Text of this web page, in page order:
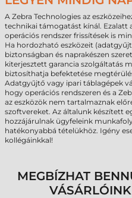
A Zebra Technologies az
technikai támogatást kínál. Ezalatt
operációs rendszer frissítések is
Ha hordozható eszközeit
biztonságban és naprakészen
kiterjesztett garancia szolgáltatás
biztosíthatja befektetése
Adatgyűjtő vagy ipari táblagépek
hogy operációs rendszeren és a
az eszközök nem tartalmaznak
szoftvereket. Az általunk készített
hozzájárulnak ügyfeleink
hatékonyabbá tételükhöz. Igény
kollégáinkkal!
MEGBÍZHAT